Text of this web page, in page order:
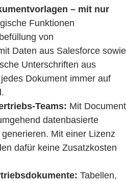
– mit nur
Funktionen
von
Daten aus Salesforce sowie
Unterschriften aus
Dokument immer auf
Teams: Mit Document
datenbasierte
Mit einer Lizenz
dafür keine Zusatzkosten
Tabellen,